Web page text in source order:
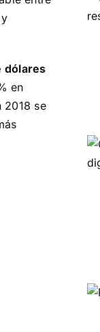
dólares
en
2018 se